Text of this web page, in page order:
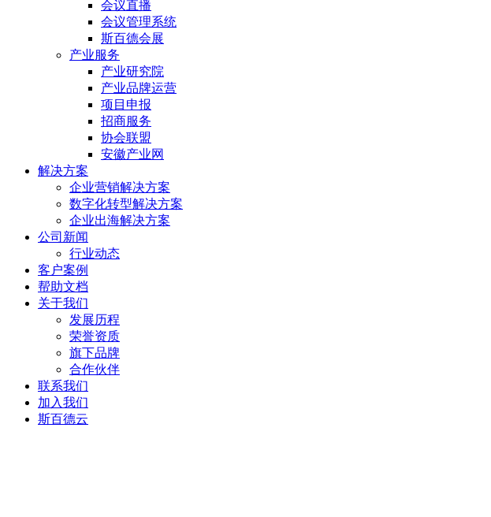
会议直播
会议管理系统
斯百德会展
产业服务
产业研究院
产业品牌运营
项目申报
招商服务
协会联盟
安徽产业网
解决方案
企业营销解决方案
数字化转型解决方案
企业出海解决方案
公司新闻
行业动态
客户案例
帮助文档
关于我们
发展历程
荣誉资质
旗下品牌
合作伙伴
联系我们
加入我们
斯百德云